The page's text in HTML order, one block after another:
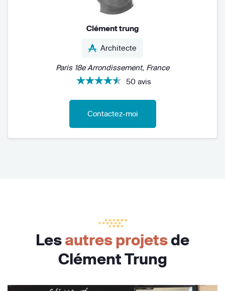
Clément trung
Architecte
Paris 18e Arrondissement, France
50 avis
Contactez-moi
Lesautres projetsde
Clément Trung